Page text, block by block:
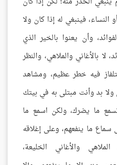
فينبغي له إذا كان ولا
وأن يعنوا بالخير الذي
لا بالأغاني والملاهي، والنظر
فيه خطر عظيم، ومشاهد
ولا بد وأنت مبتلى به في بيتك
ما يضرك، ولكن اسمع ما
ما ينفعهم، وعلى إغلاقه
والأغاني الخليعة،